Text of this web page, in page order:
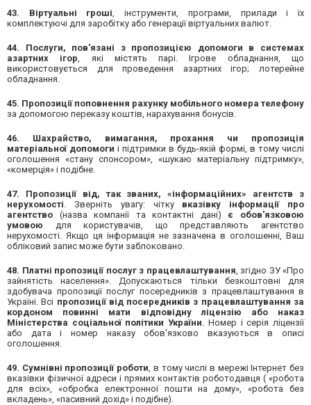
43. Віртуальні гроші, інструменти, програми, прилади і їх
комплектуючі для заробітку або генерації віртуальних валют.
44. Послуги, пов'язані з пропозицією допомоги в системах
азартних ігор, які містять парі. Ігрове обладнання, що
використовується для проведення азартних ігор; лотерейне
обладнання.
45. Пропозиції поповнення рахунку мобільного номера телефону
за допомогою переказу коштів, нарахування бонусів.
46. ​​Шахрайство, вимагання, прохання чи пропозиція
матеріальної допомоги і підтримки в будь-якій формі, в тому числі
оголошення «стану спонсором», «шукаю матеріальну підтримку»,
«комерція» і подібне.
47. Пропозиції від, так званих, «інформаційних» агентств з
нерухомості. Зверніть увагу: чітку вказівку інформації про
агентство (назва компанії та контактні дані) є обов'язковою
умовою для користувачів, що представляють агентство
нерухомості. Якщо ця інформація не зазначена в оголошенні, Ваш
обліковий запис може бути заблоковано.
48. Платні пропозиції послуг з працевлаштування, згідно ЗУ «Про
зайнятість населення». Допускаються тільки безкоштовні для
здобувача пропозиції послуг посередників з працевлаштування в
Україні. Всі пропозиції від посередників з працевлаштування за
кордоном повинні мати відповідну ліцензію або наказ
Міністерства соціальної політики України. Номер і серія ліцензії
або дата і номер наказу обов'язково вказуються в описі
оголошення.
49. Сумнівні пропозиції роботи, в тому числі в мережі Інтернет без
вказівки фізичної адреси і прямих контактів роботодавця ( «робота
для всіх», «обробка електронної пошти на дому», «робота без
вкладень», «пасивний дохід» і подібне).